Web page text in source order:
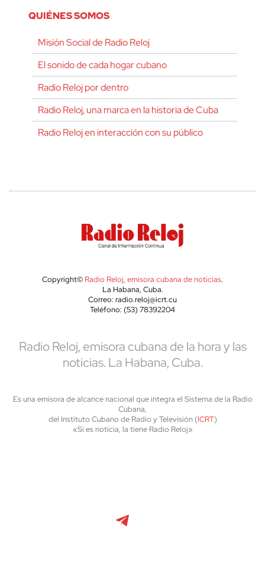
QUIÉNES SOMOS
Misión Social de Radio Reloj
El sonido de cada hogar cubano
Radio Reloj por dentro
Radio Reloj, una marca en la historia de Cuba
Radio Reloj en interacción con su público
Copyright© Radio Reloj, emisora cubana de noticias.
La Habana, Cuba.
Correo: radio.reloj@icrt.cu
Teléfono: (53) 78392204
Radio Reloj, emisora cubana de la hora y las
noticias. La Habana, Cuba.
Es una emisora de alcance nacional que integra el Sistema de la Radio
Cubana,
del Instituto Cubano de Radio y Televisión (ICRT)
«Si es noticia, la tiene Radio Reloj»